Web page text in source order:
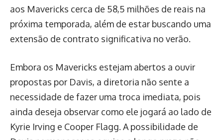
aos Mavericks cerca de 58,5 milhões de reais na
próxima temporada, além de estar buscando uma
extensão de contrato significativa no verão.
Embora os Mavericks estejam abertos a ouvir
propostas por Davis, a diretoria não sente a
necessidade de fazer uma troca imediata, pois
ainda deseja observar como ele jogará ao lado de
Kyrie Irving e Cooper Flagg. A possibilidade de